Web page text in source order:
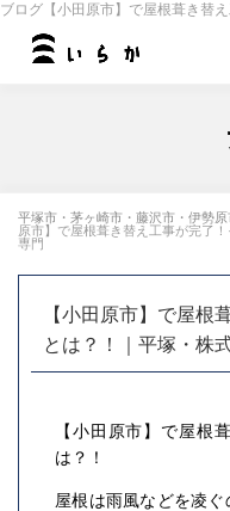
平塚市・茅ヶ崎市・藤沢市・伊勢
原市】で屋根葺き替え工事が完了
専門
【小田原市】で屋根
とは？！｜平塚・株
【小田原市】で屋根
は？！
屋根は雨風などを凌